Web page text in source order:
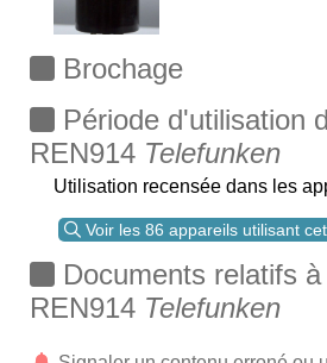
Brochage
Période d'utilisation
REN914 Telefunken
Utilisation recensée dans les
Voir les 86 appareils utilisant
Documents relatifs
REN914 Telefunken